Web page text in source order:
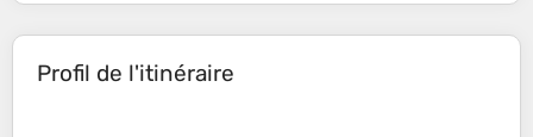
Profil de l'itinéraire